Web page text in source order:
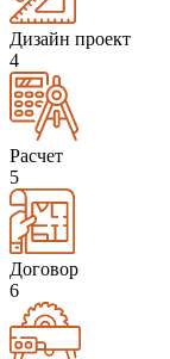
Дизайн проект
4
Расчет
5
Договор
6